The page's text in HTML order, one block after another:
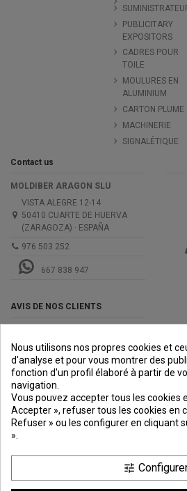
PUBLICITARY
EXPOSITORS
CADRES POUR
TOILE
MOULURES EN
ALUMINIUM
CARTON PLUME
MACHINERIE
SIGNALÉTIQUE
Contact us
MOLDIBER ARAGON SLU
VISTA ALEGRE 12-14
50410 CUARTE DE HUERVA
(ZARAGOZA) · ESPAÑA
976 503 252
667 838 947
AVIS DE NOS CLIENTS
PREMIOS
DE PAGO
Nous utilisons nos propres cookies et
d'analyse et pour vous montrer des
fonction d'un profil élaboré à partir de
navigation.
Vous pouvez accepter tous les cookies
Accepter », refuser tous les cookies en
Refuser » ou les configurer en cliquant
».
tune